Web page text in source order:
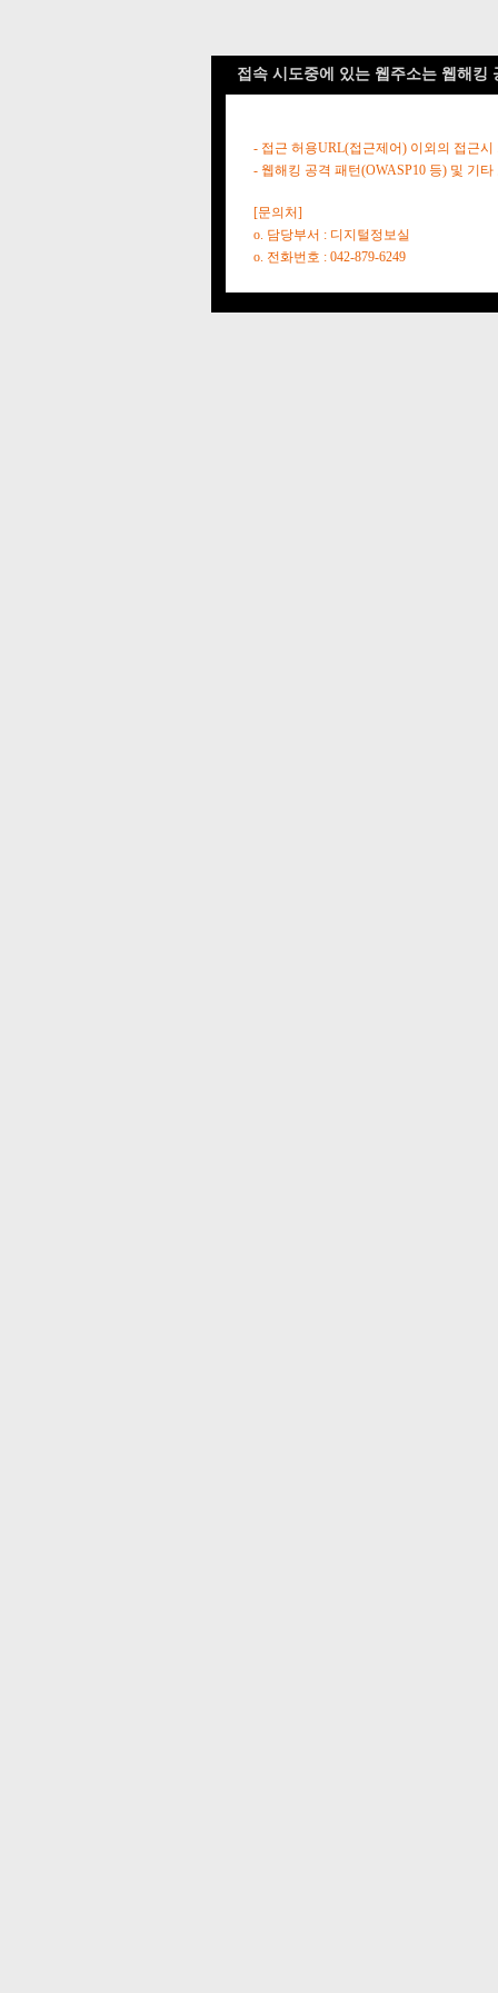
접속 시도중에 있는 웹주소는 웹해킹
- 접근 허용URL(접근제어) 이외의 접근시
- 웹해킹 공격 패턴(OWASP10 등) 및 기
[문의처]
o. 담당부서 : 디지털정보실
o. 전화번호 : 042-879-6249